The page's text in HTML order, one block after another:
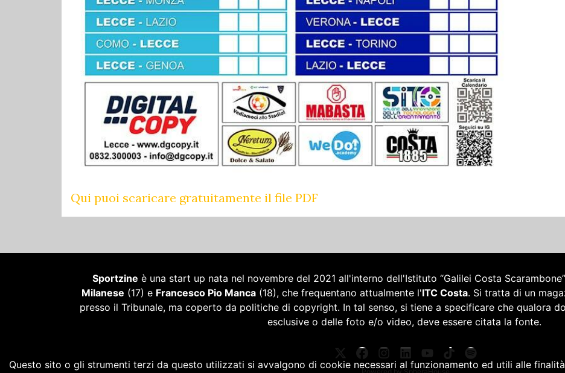
Qui puoi scaricare gratuitamente il file PDF
Sportzine è una start up nata nel novembre del 2021 all'interno dell'Istituto “Galilei Costa
Milanese (17) e Francesco Pio Manca (18), che frequentano attualmente l'ITC Costa. Si tratta di un
presso il Tribunale, ma coperto da politiche di copyright. In tal senso, si tiene a specificare che qualora
esclusive o delle foto e/o video, deve essere citata la fonte.
Questo sito o gli strumenti terzi da questo utilizzati si avvalgono di cookie necessari al funzionamento ed utili alle